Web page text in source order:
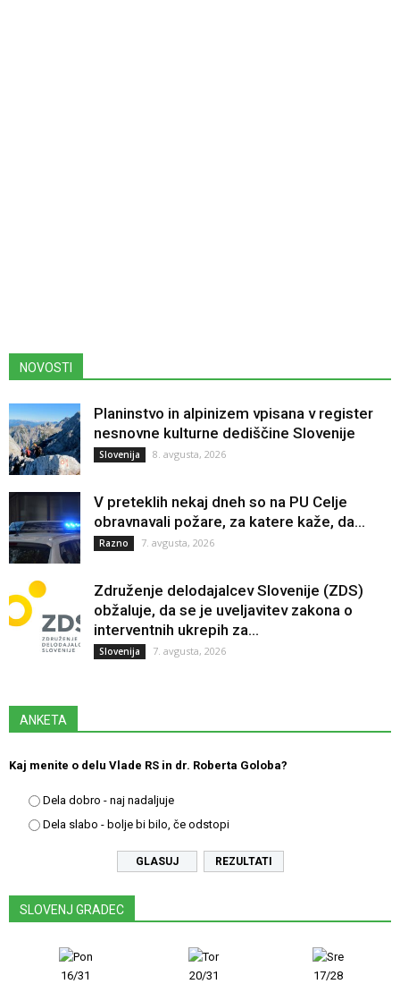
NOVOSTI
Planinstvo in alpinizem vpisana v register
nesnovne kulturne dediščine Slovenije
Slovenija 8. avgusta, 2026
V preteklih nekaj dneh so na PU Celje
obravnavali požare, za katere kaže, da...
Razno 7. avgusta, 2026
Združenje delodajalcev Slovenije (ZDS)
obžaluje, da se je uveljavitev zakona o
interventnih ukrepih za...
Slovenija 7. avgusta, 2026
ANKETA
Kaj menite o delu Vlade RS in dr. Roberta Goloba?
Dela dobro - naj nadaljuje
Dela slabo - bolje bi bilo, če odstopi
REZULTATI
SLOVENJ GRADEC
16/31
20/31
17/28